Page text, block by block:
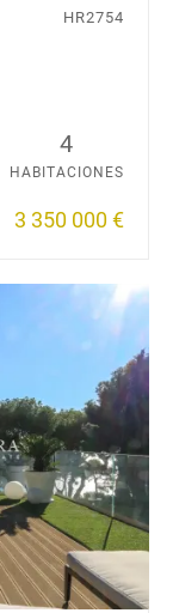
HR2754
4
HABITACIONES
3 350 000 €